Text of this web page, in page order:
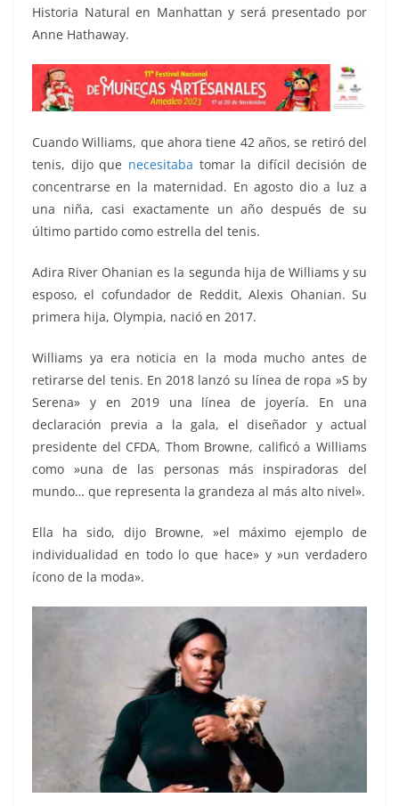
Historia Natural en Manhattan y será presentado por
Anne Hathaway.
Cuando Williams, que ahora tiene 42 años, se retiró del
tenis, dijo que necesitaba tomar la difícil decisión de
concentrarse en la maternidad. En agosto dio a luz a
una niña, casi exactamente un año después de su
último partido como estrella del tenis.
Adira River Ohanian es la segunda hija de Williams y su
esposo, el cofundador de Reddit, Alexis Ohanian. Su
primera hija, Olympia, nació en 2017.
Williams ya era noticia en la moda mucho antes de
retirarse del tenis. En 2018 lanzó su línea de ropa »S by
Serena» y en 2019 una línea de joyería. En una
declaración previa a la gala, el diseñador y actual
presidente del CFDA, Thom Browne, calificó a Williams
como »una de las personas más inspiradoras del
mundo… que representa la grandeza al más alto nivel».
Ella ha sido, dijo Browne, »el máximo ejemplo de
individualidad en todo lo que hace» y »un verdadero
ícono de la moda».